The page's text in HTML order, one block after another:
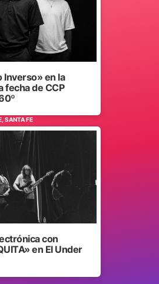
Inverso» en la
fecha de CCP
SANTA FE
con
en El Under